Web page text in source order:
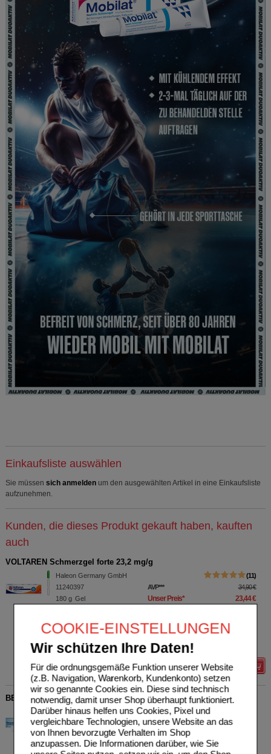
COOKIE-EINSTELLUNGEN
Wir schützen Ihre Daten!
Für die ordnungsgemäße Funktion unserer Website
(z.B. Navigation, Warenkorb, Kundenkonto) setzen
wir so genannte Cookies ein. Diese sind technisch
notwendig, damit unser Shop überhaupt funktioniert.
Darüber hinaus helfen uns Cookies, Pixel und
vergleichbare Technologien, unsere Website an das
von Ihnen bevorzugte Verhalten im Shop
anzupassen. Die Informationen darüber, wie Sie
Einkaufsliste auswählen
Sie müssen sich anmelden um den ausgewählten Artikel in eine Einkaufsliste
aufzunehmen.
Kunden, die dieses Produkt gekauft haben, kauften
auch
VOLTAREN Schmerzgel forte 23,2 mg/g
Haleon Germany GmbH
11240397
180 g Gel
11
AVP*** 34,90 €
Unser Preis* 23,44 €
Grundpreis
130,22 €
Max. Abgabe:
verw. bis*****:
Details
BEPANTHEN Wund- und Heilsalbe
Bayer Vital GmbH
01578847
100g Salbe
AVP***
Unser Preis*
Sie sparen